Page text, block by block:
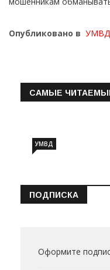
Опубликовано в УМВД
САМЫЕ
УМВД
ПОДПИСКА
Оформите